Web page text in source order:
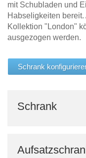
mit Schubladen und
Habseligkeiten
Kollektion "London"
ausgezogen werden.
Schrank
Schrank
Sofas & Schlafsofas
Tische & Bänke